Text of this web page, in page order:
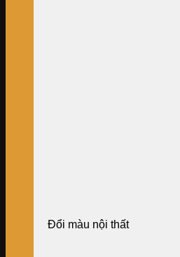
Đổi màu nội thất